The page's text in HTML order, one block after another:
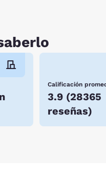
Calificación
3.9 (28365
reseñas)